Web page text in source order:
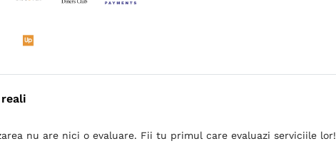
nu are nici o evaluare. Fii tu primul care evaluazi serviciile lor!